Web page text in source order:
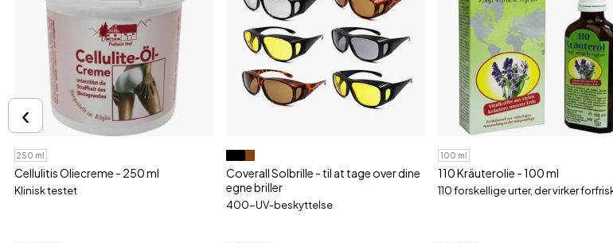
250 ml
Cellulitis Oliecreme - 250 ml
Klinisk testet
Coverall Solbrille - til at tage over dine
egne briller
400-UV-beskyttelse
100 ml
110 Kräuterolie - 100 ml
110 forskellige urter, der virker
‹